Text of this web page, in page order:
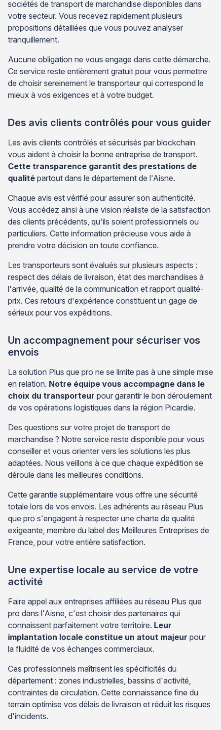
sociétés de transport de marchandise disponibles dans
votre secteur. Vous recevez rapidement plusieurs
propositions détaillées que vous pouvez analyser
tranquillement.
Aucune obligation ne vous engage dans cette démarche.
Ce service reste entièrement gratuit pour vous permettre
de choisir sereinement le transporteur qui correspond le
mieux à vos exigences et à votre budget.
Des avis clients contrôlés pour vous guider
Les avis clients contrôlés et sécurisés par blockchain
vous aident à choisir la bonne entreprise de transport.
Cette transparence garantit des prestations de
qualité partout dans le département de l'Aisne.
Chaque avis est vérifié pour assurer son authenticité.
Vous accédez ainsi à une vision réaliste de la satisfaction
des clients précédents, qu'ils soient professionnels ou
particuliers. Cette information précieuse vous aide à
prendre votre décision en toute confiance.
Les transporteurs sont évalués sur plusieurs aspects :
respect des délais de livraison, état des marchandises à
l'arrivée, qualité de la communication et rapport qualité-
prix. Ces retours d'expérience constituent un gage de
sérieux pour vos expéditions.
Un accompagnement pour sécuriser vos
envois
La solution Plus que pro ne se limite pas à une simple mise
en relation. Notre équipe vous accompagne dans le
choix du transporteur pour garantir le bon déroulement
de vos opérations logistiques dans la région Picardie.
Des questions sur votre projet de transport de
marchandise ? Notre service reste disponible pour vous
conseiller et vous orienter vers les solutions les plus
adaptées. Nous veillons à ce que chaque expédition se
déroule dans les meilleures conditions.
Cette garantie supplémentaire vous offre une sécurité
totale lors de vos envois. Les adhérents au réseau Plus
que pro s'engagent à respecter une charte de qualité
exigeante, membre du label des Meilleures Entreprises de
France, pour votre entière satisfaction.
Une expertise locale au service de votre
activité
Faire appel aux entreprises affiliées au réseau Plus que
pro dans l'Aisne, c'est choisir des partenaires qui
connaissent parfaitement votre territoire. Leur
implantation locale constitue un atout majeur pour
la fluidité de vos échanges commerciaux.
Ces professionnels maîtrisent les spécificités du
département : zones industrielles, bassins d'activité,
contraintes de circulation. Cette connaissance fine du
terrain optimise vos délais de livraison et réduit les risques
d'incidents.